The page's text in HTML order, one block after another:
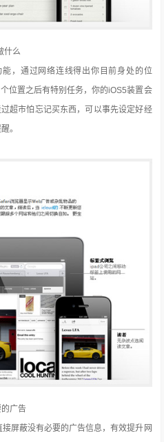
什么
，通过网络连线得出你目前身处的位
位置之后有特别任务，你的iOS5装置会
超市怕忘记买东西，可以事先设定好经
。
广告
屏蔽没有必要的广告信息，有效提升网